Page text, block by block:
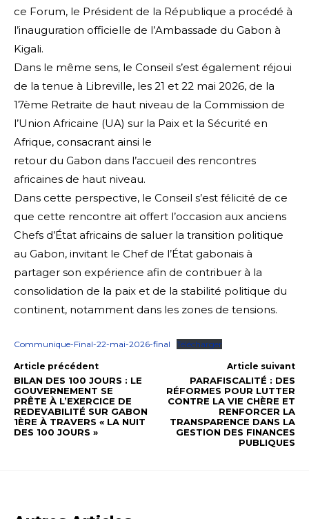
ce Forum, le Président de la République a procédé à
l’inauguration officielle de l’Ambassade du Gabon à
Kigali.
Dans le même sens, le Conseil s’est également réjoui
de la tenue à Libreville, les 21 et 22 mai 2026, de la
17ème Retraite de haut niveau de la Commission de
l’Union Africaine (UA) sur la Paix et la Sécurité en
Afrique, consacrant ainsi le
retour du Gabon dans l’accueil des rencontres
africaines de haut niveau.
Dans cette perspective, le Conseil s’est félicité de ce
que cette rencontre ait offert l’occasion aux anciens
Chefs d’État africains de saluer la transition politique
au Gabon, invitant le Chef de l’État gabonais à
partager son expérience afin de contribuer à la
consolidation de la paix et de la stabilité politique du
continent, notamment dans les zones de tensions.
Communique-Final-22-mai-2026-final Télécharger
Article précédent
BILAN DES 100 JOURS : LE
GOUVERNEMENT SE
PRÊTE À L’EXERCICE DE
REDEVABILITÉ SUR GABON
1ÈRE À TRAVERS « LA NUIT
DES 100 JOURS »
Article suivant
PARAFISCALITÉ : DES
RÉFORMES POUR LUTTER
CONTRE LA VIE CHÈRE ET
RENFORCER LA
TRANSPARENCE DANS LA
GESTION DES FINANCES
PUBLIQUES